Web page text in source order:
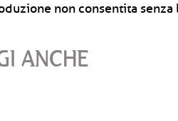
non consentita
ANCHE